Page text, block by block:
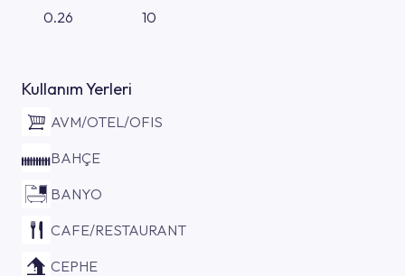
0.26 10
Kullanım Yerleri
AVM/OTEL/OFIS
BAHÇE
BANYO
CAFE/RESTAURANT
CEPHE